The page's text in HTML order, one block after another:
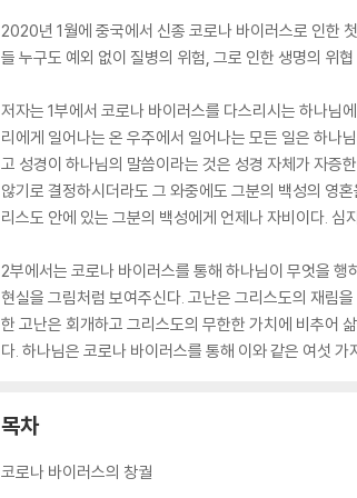
2020년 1월에 중국에서 신종 코로나 바이러스로 인한
들 누구도 예외 없이 질병의 위험, 그로 인한 생명의 위
저자는 1부에서 코로나 바이러스를 다스리시는 하나님
리에게 일어나는 온 우주에서 일어나는 모든 일은 하나
고 성경이 하나님의 말씀이라는 것은 성경 자체가 자증
않기로 결정하시더라도 그 와중에도 그분의 백성의 영
리스도 안에 있는 그분의 백성에게 언제나 자비이다.
2부에서는 코로나 바이러스를 통해 하나님이 무엇을
현실을 그림처럼 보여주신다. 고난은 그리스도의 재림
한 고난은 회개하고 그리스도의 무한한 가치에 비추어
다. 하나님은 코로나 바이러스를 통해 이와 같은 여섯
목차
코로나 바이러스의 창궐